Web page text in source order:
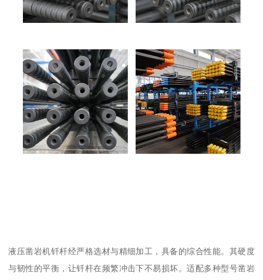
液压凿岩机钎杆经严格选材与精细加工，具备的综合性能。其硬度
与韧性的平衡，让钎杆在频繁冲击下不易损坏。适配多种型号凿岩